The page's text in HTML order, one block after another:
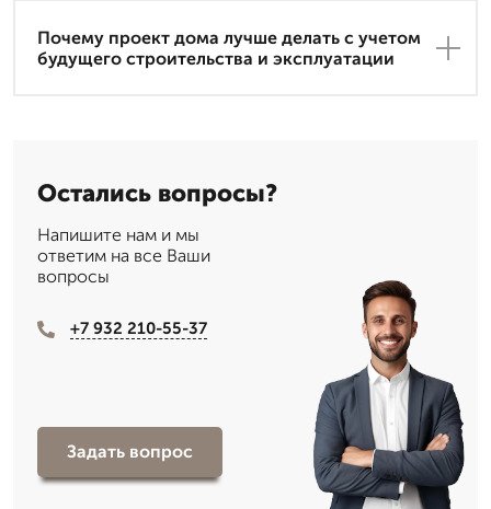
Почему проект дома лучше делать с учетом
будущего строительства и эксплуатации
Остались вопросы?
Напишите нам и мы
ответим на все Ваши
вопросы
+7 932 210-55-37
Задать вопрос